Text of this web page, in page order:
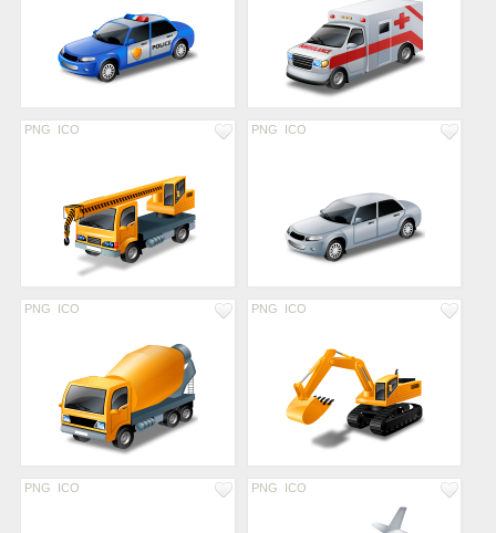
PNG ICO PNG ICO
PNG ICO PNG ICO
PNG ICO PNG ICO